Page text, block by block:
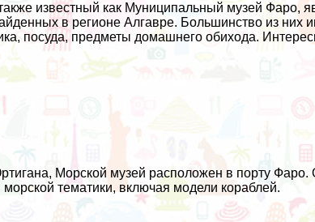
известный как Муниципальный музей Фаро,
в регионе Алгавре. Большинство из них
посуда, предметы домашнего обихода.
Морской музей расположен в порту Фаро.
тематики, включая модели кораблей.